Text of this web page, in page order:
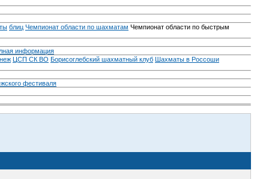
блиц Чемпионат области по шахматам Чемпионат области по быстрым
информация
ЦСП СК ВО Борисоглебский шахматный клуб Шахматы в Россоши
фестиваля